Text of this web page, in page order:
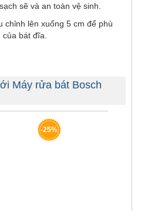
sẽ và an toàn vệ sinh.
chỉnh lên xuống 5 cm để phù
bát đĩa.
Máy rửa bát Bosch